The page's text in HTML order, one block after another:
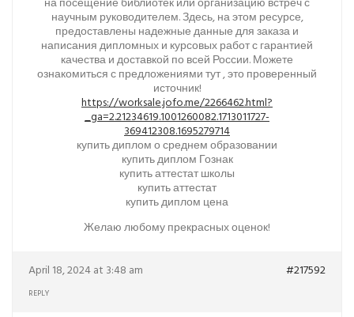
научным руководителем. Здесь, на этом ресурсе,
предоставлены надежные данные для заказа и
написания дипломных и курсовых работ с гарантией
качества и доставкой по всей России. Можете
ознакомиться с предложениями тут , это проверенный
источник!
https://worksale.jofo.me/2266462.html?
_ga=2.21234619.1001260082.1713011727-
369412308.1695279714
купить диплом о среднем образовании
купить диплом Гознак
купить аттестат школы
купить аттестат
купить диплом цена
Желаю любому прекрасных оценок!
April 18, 2024 at 3:48 am #217592
REPLY